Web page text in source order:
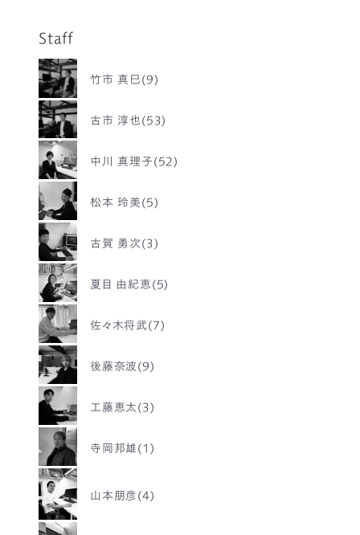
Staff
竹市 真巳(9)
古市 淳也(53)
中川 真理子(52)
松本 玲美(5)
古賀 勇次(3)
夏目 由紀恵(5)
佐々木将武(7)
後藤奈波(9)
工藤恵太(3)
寺岡邦雄(1)
山本朋彦(4)